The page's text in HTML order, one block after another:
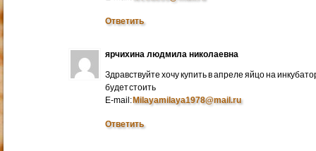
Ответить
ярчихина людмила николаевна
Здравствуйте хочу купить в апреле яйцо на
будет стоить
E-mail:Milayamilaya1978@mail.ru
Ответить